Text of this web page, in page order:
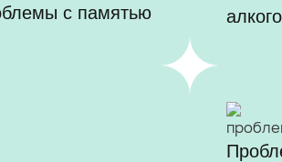
с памятью